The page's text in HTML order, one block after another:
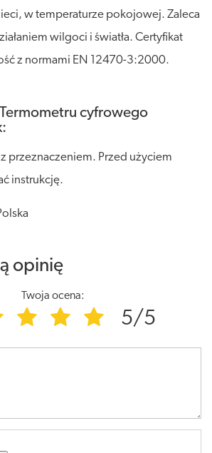
w temperaturze pokojowej. Zaleca
wilgoci i światła. Certyfikat
z normami EN 12470-3:2000.
cyfrowego
przeznaczeniem. Przed użyciem
instrukcję.
opinię
Twoja ocena:
5/5